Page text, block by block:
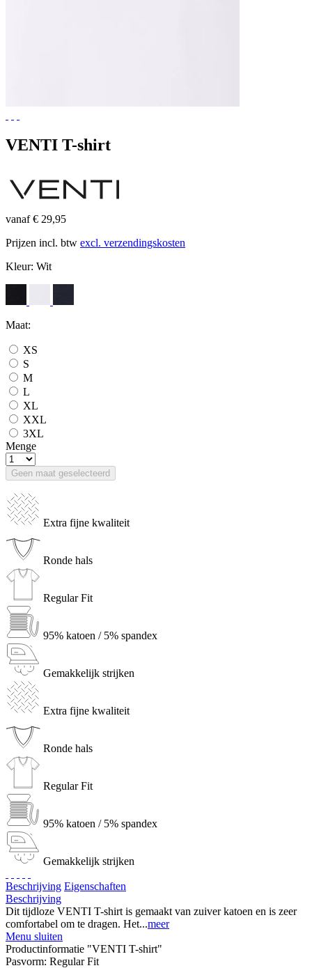
VENTI T-shirt
vanaf € 29,95
Prijzen incl. btw excl. verzendingskosten
Kleur: Wit
Maat:
XS
S
M
L
XL
XXL
3XL
Menge
Geen maat geselecteerd
Extra fijne kwaliteit
Ronde hals
Regular Fit
95% katoen / 5% spandex
Gemakkelijk strijken
Extra fijne kwaliteit
Ronde hals
Regular Fit
95% katoen / 5% spandex
Gemakkelijk strijken
Beschrijving Eigenschaften
Beschrijving
Dit tijdloze VENTI T-shirt is gemaakt van zuiver katoen en is zeer
comfortabel om te dragen. Het...meer
Menu sluiten
Productinformatie "VENTI T-shirt"
Pasvorm: Regular Fit